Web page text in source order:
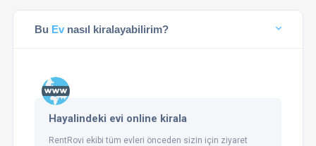
Bu Ev nasıl kiralayabilirim?
Hayalindeki evi online kirala
RentRovi ekibi tüm evleri önceden sizin için ziyaret